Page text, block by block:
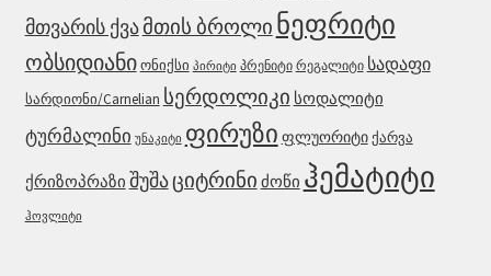
მთვარის ქვამთის ბროლი ნეფრიტი
ობსიდიანიონიქსი პირიტი პრენიტი რეგალიტი სადაფი
სარდიონი/Carnelian სერდოლიკი სოდალიტი
ტურმალინი უნაკიტი ფირუზი ფლუორიტიქარვა
ქრიზოპრაზი შუშაციტრინი ძოწი ჰემატიტი
ჰოვლიტი